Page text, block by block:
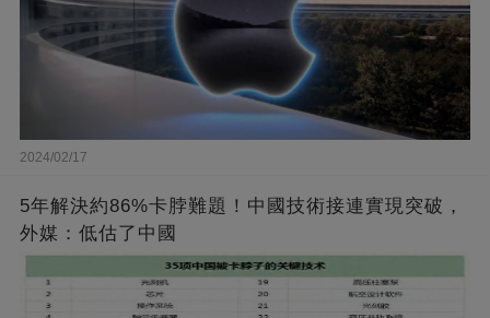
2024/02/17
5年解決約86%卡脖難題！中國技術接連實現突破，
外媒：低估了中國